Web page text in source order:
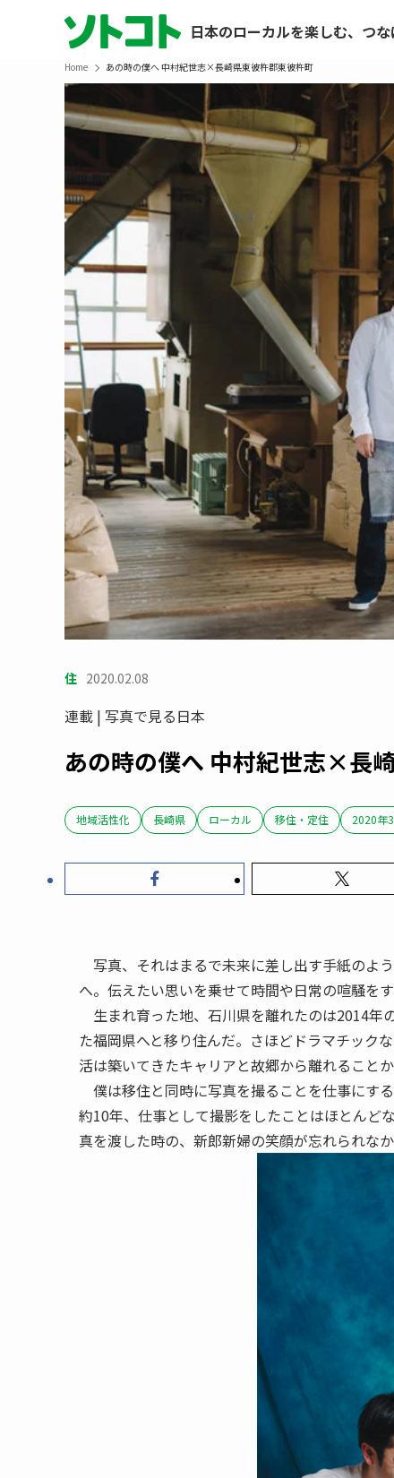
日本のローカルを楽しむ、つな
Home あの時の僕へ 中村紀世志×長崎県東彼杵郡東彼杵町
住 2020.02.08
連載 | 写真で見る日本
あの時の僕へ 中村紀世志×長
地域活性化 長崎県 ローカル 移住・定住 2020年
写真、それはまるで未来に差し出す手紙のよ
へ。伝えたい思いを乗せて時間や日常の喧騒を
生まれ育った地、石川県を離れたのは2014年
た福岡県へと移り住んだ。さほどドラマチック
活は築いてきたキャリアと故郷から離れることか
僕は移住と同時に写真を撮ることを仕事にす
約10年、仕事として撮影をしたことはほとんど
真を渡した時の、新郎新婦の笑顔が忘れられなか